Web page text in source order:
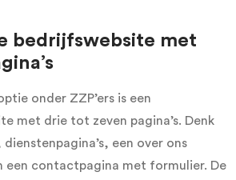
bedrijfswebsite met
onder ZZP’ers is een
met drie tot zeven pagina’s. Denk
een over ons
een contactpagina met formulier. De